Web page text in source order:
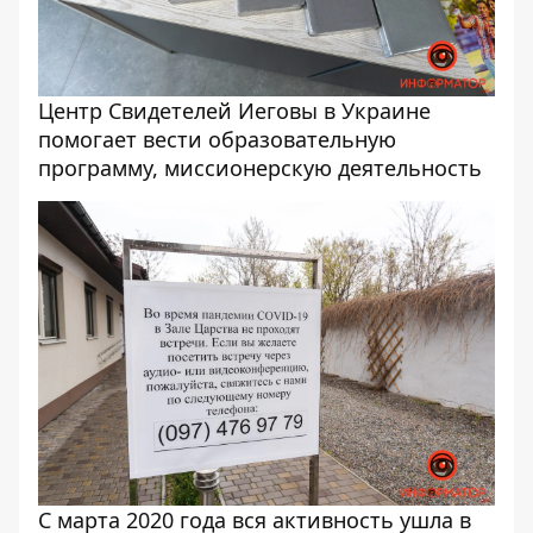
Центр Свидетелей Иеговы в Украине
помогает вести образовательную
программу, миссионерскую деятельность
С марта 2020 года вся активность ушла в